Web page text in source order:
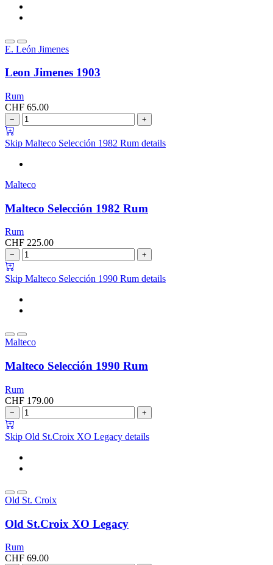
E. León Jimenes
Leon Jimenes 1903
Rum
CHF 65.00
− +
Skip Malteco Selección 1982 Rum details
Malteco
Malteco Selección 1982 Rum
Rum
CHF 225.00
− +
Skip Malteco Selección 1990 Rum details
Malteco
Malteco Selección 1990 Rum
Rum
CHF 179.00
− +
Skip Old St.Croix XO Legacy details
Old St. Croix
Old St.Croix XO Legacy
Rum
CHF 69.00